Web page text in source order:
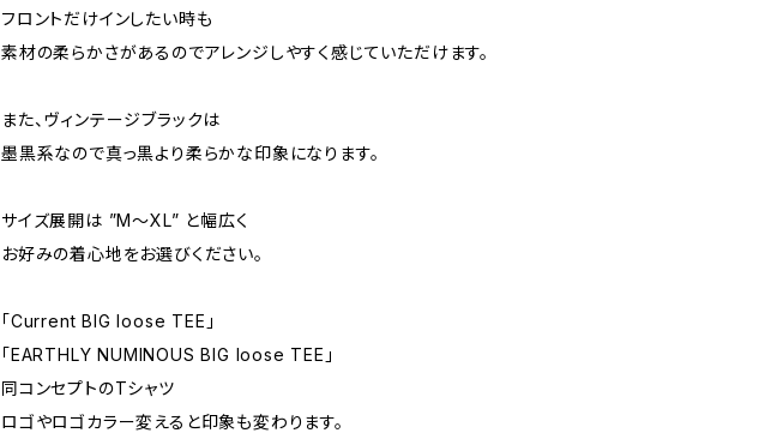
フロントだけインしたい時も
素材の柔らかさがあるのでアレンジしやすく感じていただけます。
また、ヴィンテージブラックは
墨黒系なので真っ黒より柔らかな印象になります。
サイズ展開は ”M～XL” と幅広く
お好みの着心地をお選びください。
「Current BIG loose TEE」
「EARTHLY NUMINOUS BIG loose TEE」
同コンセプトのTシャツ
ロゴやロゴカラー変えると印象も変わります。